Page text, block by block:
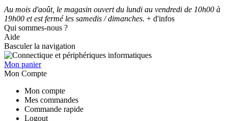
Au mois d'août, le magasin ouvert du lundi au vendredi de 10h00 à
19h00 et est fermé les samedis / dimanches. + d'infos
Qui sommes-nous ?
Aide
Basculer la navigation
Mon panier
Mon Compte
Mon compte
Mes commandes
Commande rapide
Logout